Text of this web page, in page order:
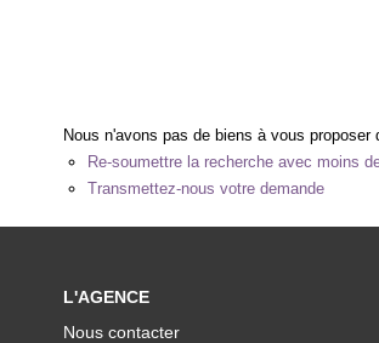
Nous n'avons pas de biens à vous
Re-soumettre la recherche avec moins
Transmettez-nous votre demande
L'AGENCE
Nous contacter